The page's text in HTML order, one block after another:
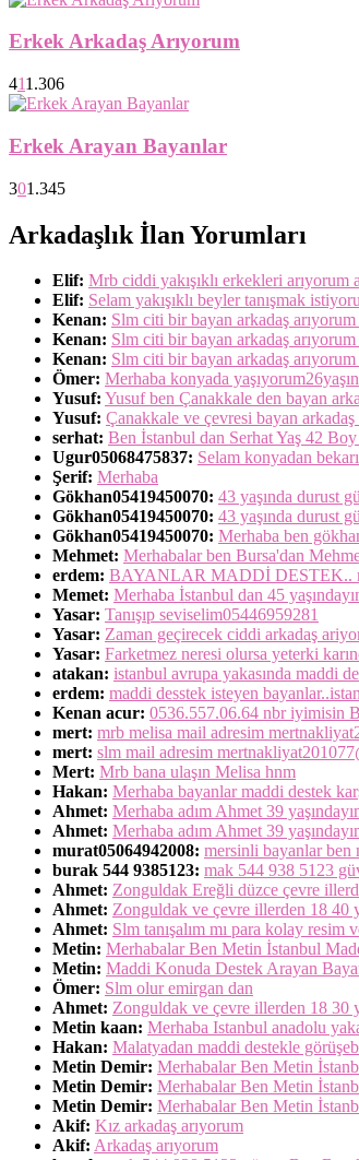
Erkek Arkadaş Arıyorum
411.306
Erkek Arayan Bayanlar
301.345
Arkadaşlık İlan Yorumları
Elif: Mrb ciddi yakışıklı erkekleri arıyorum
Elif: Selam yakışıklı beyler tanışmak
Kenan: Slm citi bir bayan arkadaş
Kenan: Slm citi bir bayan arkadaş
Kenan: Slm citi bir bayan arkadaş
Ömer: Merhaba konyada
Yusuf: Yusuf ben Çanakkale den bayan
Yusuf: Çanakkale ve çevresi bayan
serhat: Ben İstanbul dan Serhat Yaş 42
Ugur05068475837: Selam konyadan
Şerif: Merhaba
Gökhan05419450070: 43 yaşında durust
Gökhan05419450070: 43 yaşında durust
Gökhan05419450070: Merhaba ben
Mehmet: Merhabalar ben Bursa'dan
erdem: BAYANLAR MADDİ DESTEK..
Memet: Merhaba İstanbul dan 45
Yasar: Tanışıp seviselim05446959281
Yasar: Zaman geçirecek ciddi arkadaş
Yasar: Farketmez neresi olursa yeterki
atakan: istanbul avrupa yakasında maddi
erdem: maddi desstek isteyen
Kenan acur: 0536.557.06.64 nbr iyimisin
mert: mrb melisa mail adresim
mert: slm mail adresim
Mert: Mrb bana ulaşın Melisa hnm
Hakan: Merhaba bayanlar maddi destek
Ahmet: Merhaba adım Ahmet 39
Ahmet: Merhaba adım Ahmet 39
murat05064942008: mersinli bayanlar ben
burak 544 9385123: mak 544 938 5123
Ahmet: Zonguldak Ereğli düzce çevre
Ahmet: Zonguldak ve çevre illerden 18 40
Ahmet: Slm tanışalım mı para kolay
Metin: Merhabalar Ben Metin İstanbul
Metin: Maddi Konuda Destek Arayan
Ömer: Slm olur emirgan dan
Ahmet: Zonguldak ve çevre illerden 18 30
Metin kaan: Merhaba Istanbul anadolu
Hakan: Malatyadan maddi destekle
Metin Demir: Merhabalar Ben Metin
Metin Demir: Merhabalar Ben Metin
Metin Demir: Merhabalar Ben Metin
Akif: Kız arkadaş arıyorum
Akif: Arkadaş arıyorum